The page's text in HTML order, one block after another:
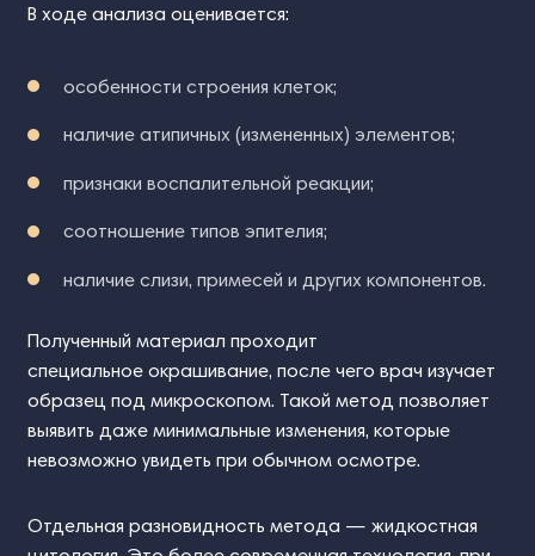
В ходе анализа оценивается:
особенности строения клеток;
наличие атипичных (измененных) элементов;
признаки воспалительной реакции;
соотношение типов эпителия;
наличие слизи, примесей и других компонентов.
Полученный материал проходит
специальное окрашивание, после чего врач изучает
образец под микроскопом. Такой метод позволяет
выявить даже минимальные изменения, которые
невозможно увидеть при обычном осмотре.
Отдельная разновидность метода — жидкостная